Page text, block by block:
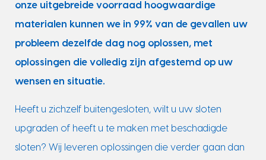
onze uitgebreide voorraad hoogwaardige
materialen kunnen we in 99% van de gevallen uw
probleem dezelfde dag nog oplossen, met
oplossingen die volledig zijn afgestemd op uw
wensen en situatie.
Heeft u zichzelf buitengesloten, wilt u uw sloten
upgraden of heeft u te maken met beschadigde
sloten? Wij leveren oplossingen die verder gaan dan